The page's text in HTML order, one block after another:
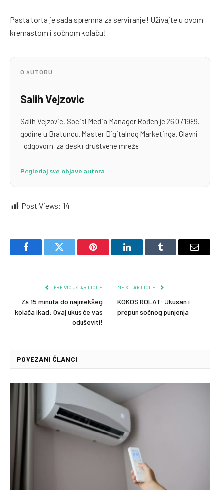
Pasta torta je sada spremna za serviranje! Uživajte u ovom
kremastom i sočnom kolaču!
O AUTORU
Salih Vejzovic
Salih Vejzovic, Social Media Manager Rođen je 26.07.1989.
godine u Bratuncu. Master Digitalnog Marketinga. Glavni
i odgovorni za desk i društvene mreže
Pogledaj sve objave autora
Post Views: 14
FacebookTwitter Pinterest LinkedInTumblr Email
PREVIOUS ARTICLE
Za 15 minuta do najmekšeg
kolača ikad: Ovaj ukus će vas
oduševiti!
NEXT ARTICLE
KOKOS ROLAT: Ukusan i
prepun sočnog punjenja
POVEZANI ČLANCI